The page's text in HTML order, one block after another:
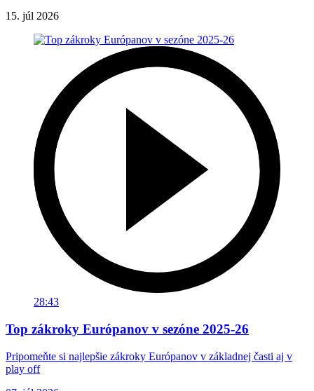
15. júl 2026
28:43
Top zákroky Európanov v sezóne 2025-26
Pripomeňte si najlepšie zákroky Európanov v základnej časti aj v
play off